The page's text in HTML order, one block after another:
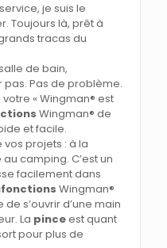
je suis le
Toujours là, prêt à
tracas du
de bain,
Pas de problème.
« Wingman® est
Wingman® de
et facile.
vos projets : à la
camping. C’est un
facilement dans
Wingman®
s’ouvrir d’une main
La pinceest quant
pour plus de